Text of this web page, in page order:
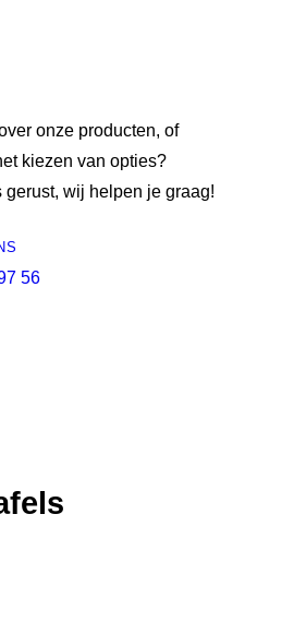
onze producten, of
kiezen van opties?
gerust, wij helpen je graag!
56